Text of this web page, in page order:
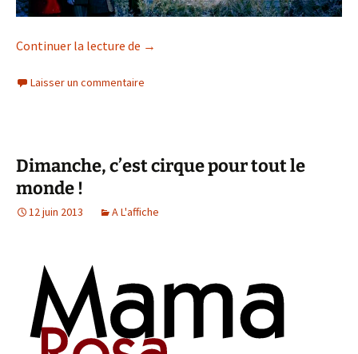
Continuer la lecture de L’Amérique rêvée de Kodak
→
Laisser un commentaire
Dimanche, c’est cirque pour tout le
monde !
12 juin 2013 A L'affiche